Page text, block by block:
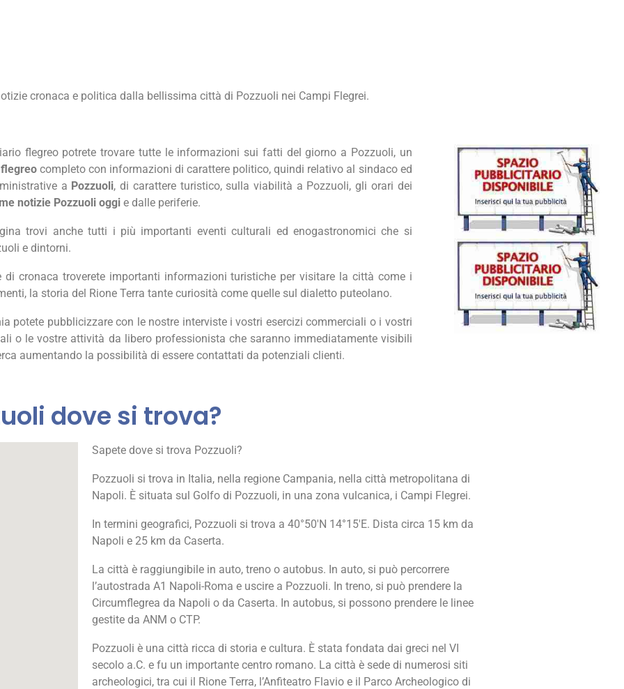
cronaca e politica dalla bellissima città di Pozzuoli nei Campi Flegrei.
flegreo potrete trovare tutte le informazioni sui fatti del giorno a Pozzuoli, un
completo con informazioni di carattere politico, quindi relativo al sindaco ed
a Pozzuoli, di carattere turistico, sulla viabilità a Pozzuoli, gli orari dei
notizie Pozzuoli oggi e dalle periferie.
trovi anche tutti i più importanti eventi culturali ed enogastronomici che si
e dintorni.
di cronaca troverete importanti informazioni turistiche per visitare la città come i
la storia del Rione Terra tante curiositàcome quelle suldialetto puteolano.
potete pubblicizzare con le nostre interviste i vostri esercizi commerciali o i vostri
o le vostre attività da libero professionista che saranno immediatamente visibili
aumentando la possibilità di essere contattati da potenziali clienti.
dove si trova?
Sapete dove si trova Pozzuoli?
Pozzuoli si trova in Italia, nella regione Campania, nella città metropolitana di
Napoli. È situata sul Golfo di Pozzuoli, in una zona vulcanica, i Campi Flegrei.
In termini geografici, Pozzuoli si trova a 40°50′N 14°15′E. Dista circa 15 km da
Napoli e 25 km da Caserta.
La città è raggiungibile in auto, treno o autobus. In auto, si può percorrere
l’autostrada A1 Napoli-Roma e uscire a Pozzuoli. In treno, si può prendere la
Circumflegrea da Napoli o da Caserta. In autobus, si possono prendere le linee
gestite da ANM o CTP.
Pozzuoli è una città ricca di storia e cultura. È stata fondata dai greci nel VI
secolo a.C. e fu un importante centro romano. La città è sede di numerosi siti
archeologici, tra cui il Rione Terra, l’Anfiteatro Flavio e il Parco Archeologico di